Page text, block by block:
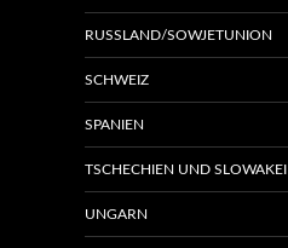
RUSSLAND/SOWJETUNION
SCHWEIZ
SPANIEN
TSCHECHIEN UND SLOWAKEI
UNGARN